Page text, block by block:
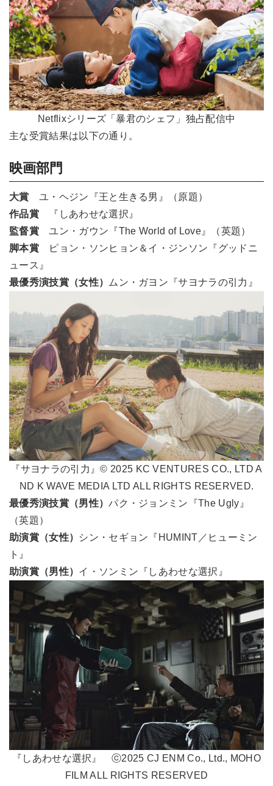
Netflixシリーズ「暴君のシェフ」独占配信中
主な受賞結果は以下の通り。
映画部門
大賞 ユ・ヘジン『王と生きる男』（原題）
作品賞『しあわせな選択』
監督賞ユン・ガウン『The World of Love』（英題）
脚本賞
ピョン・ソンヒョン＆イ・ジンソン『グッドニ
ュース』
最優秀演技賞（女性）
ムン・ガヨン『サヨナラの引力』
『サヨナラの引力』© 2025 KC VENTURES CO., LTD A
ND K WAVE MEDIA LTD ALL RIGHTS RESERVED.
最優秀演技賞（男性）パク・ジョンミン『The Ugly』
（英題）
助演賞（女性）
シン・セギョン『HUMINT／ヒューミン
ト』
助演賞（男性） イ・ソンミン『しあわせな選択』
『しあわせな選択』 ⓒ2025 CJ ENM Co., Ltd., MOHO
FILM ALL RIGHTS RESERVED